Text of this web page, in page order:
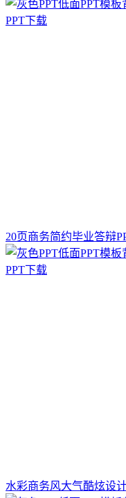
20页商务简约毕业答辩
水彩商务风大气酷炫设